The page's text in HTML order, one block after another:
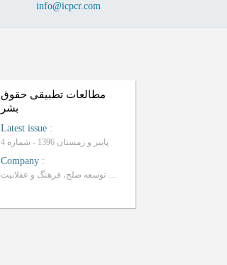
info@icpcr.com
مطالعات تطبیقی حقوق
بشر
Latest issue :
پاییز و زمستان 1396 - شماره 4
Company :
مرکز بین المللی توسعه صلح، فرهنگ و عقلانیت